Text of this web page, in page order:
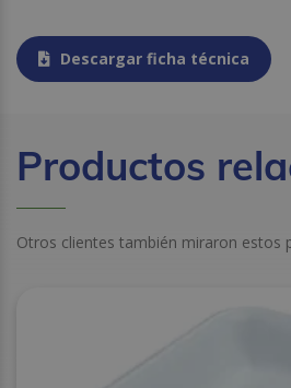
Descargar ficha técnica
Productos
Otros clientes también miraron estos